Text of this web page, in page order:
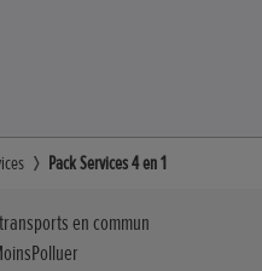
Pack Services 4 en 1
en commun